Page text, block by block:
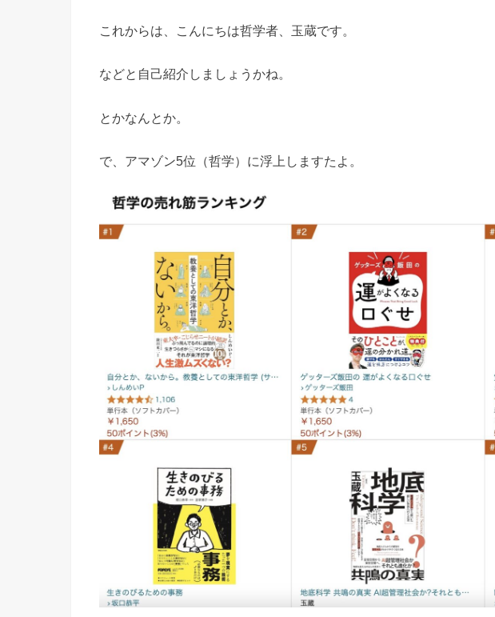
これからは、こんにちは哲学者、玉蔵です。
などと自己紹介しましょうかね。
とかなんとか。
で、アマゾン5位（哲学）に浮上しますたよ。